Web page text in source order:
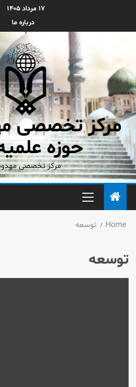
۱۷ مرداد ۱۴۰۵
درباره ما
مرکز تخصصی
حوزه
مرکز تخصصی
Home توسعه
توسعه